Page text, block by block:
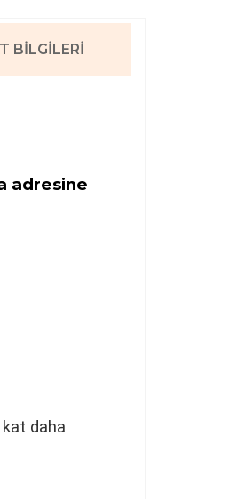
BILGILERI
adresine
kat daha